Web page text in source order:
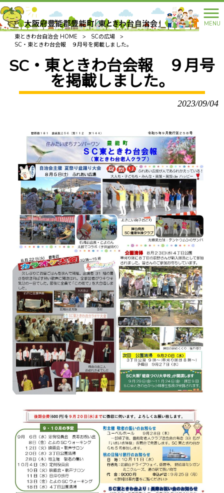
MENU
東ときわ台自治会 HOME
> SCの広場
>
SC・東ときわ台会報 ９月号を掲載しました。
SC・東ときわ台会報 ９月号
を掲載しました。
2023/09/04